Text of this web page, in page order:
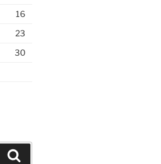
16
23
30